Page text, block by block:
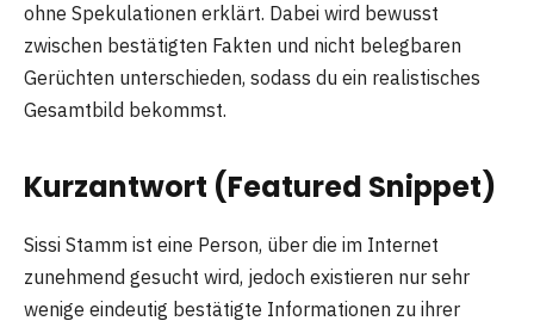
ohne Spekulationen erklärt. Dabei wird bewusst
zwischen bestätigten Fakten und nicht belegbaren
Gerüchten unterschieden, sodass du ein realistisches
Gesamtbild bekommst.
Kurzantwort (Featured Snippet)
Sissi Stamm ist eine Person, über die im Internet
zunehmend gesucht wird, jedoch existieren nur sehr
wenige eindeutig bestätigte Informationen zu ihrer